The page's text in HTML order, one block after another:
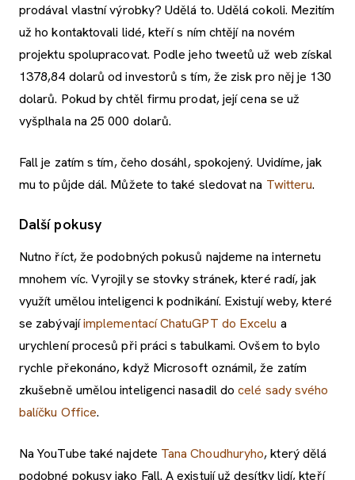
prodával vlastní výrobky? Udělá to. Udělá cokoli. Mezitím
už ho kontaktovali lidé, kteří s ním chtějí na novém
projektu spolupracovat. Podle jeho tweetů už web získal
1378,84 dolarů od investorů s tím, že zisk pro něj je 130
dolarů. Pokud by chtěl firmu prodat, její cena se už
vyšplhala na 25 000 dolarů.
Fall je zatím s tím, čeho dosáhl, spokojený. Uvidíme, jak
mu to půjde dál. Můžete to také sledovat na Twitteru.
Další pokusy
Nutno říct, že podobných pokusů najdeme na internetu
mnohem víc. Vyrojily se stovky stránek, které radí, jak
využít umělou inteligenci k podnikání. Existují weby, které
se zabývajíimplementací ChatuGPT do Excelu a
urychlení procesů při práci s tabulkami. Ovšem to bylo
rychle překonáno, když Microsoft oznámil, že zatím
zkušebně umělou inteligenci nasadil docelé sady svého
balíčku Office.
Na YouTube také najdete Tana Choudhuryho, který dělá
podobné pokusy jako Fall. A existují už desítky lidí, kteří